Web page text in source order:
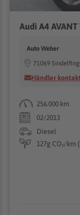
Auto Weber
71069
Händler
256.000 km
02/2013
Diesel
127g CO₂/km